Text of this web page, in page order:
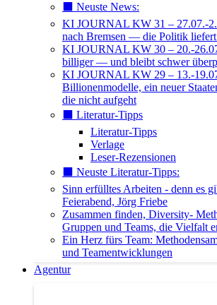
⬛️ Neuste News:
KI JOURNAL KW 31 – 27.07.-
nach Bremsen — die Politik
KI JOURNAL KW 30 – 20.-
billiger — und bleibt schwer
KI JOURNAL KW 29 – 13.-
Billionenmodelle, ein neuer
die nicht aufgeht
⬛️ Literatur-Tipps
Literatur-Tipps
Verlage
Leser-Rezensionen
⬛️ Neuste Literatur-Tipps:
Sinn erfülltes Arbeiten - denn es
Feierabend, Jörg Friebe
Zusammen finden, Diversity-
Gruppen und Teams, die Vielfalt
Ein Herz fürs Team:
und Teamentwicklungen
Agentur